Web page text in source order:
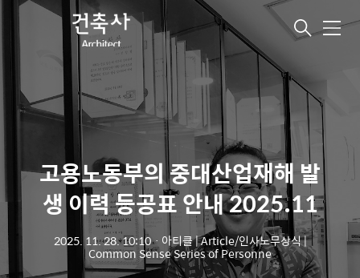
메
고용노동부의 중대산업재해 발
생 이력 등공표 안내 2025.11
2025. 11. 28. 10:10ㆍ 아티클 | Article/인사노무상식 |
Common Sense Series of Personne